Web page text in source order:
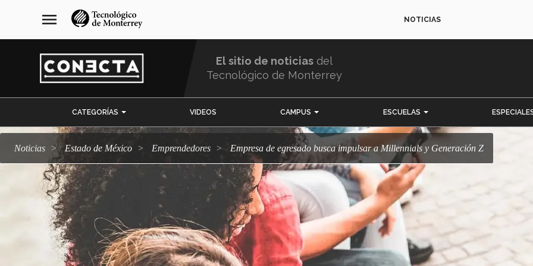
navegación
principal
menu NOTICIAS
El sitio de noticias del
Tecnológico de Monterrey
CATEGORÍAS VIDEOS CAMPUS ESCUELAS
Noticias Estado de México emprendedores Empresa de egresado busca impulsar a Millennials y Generación Z